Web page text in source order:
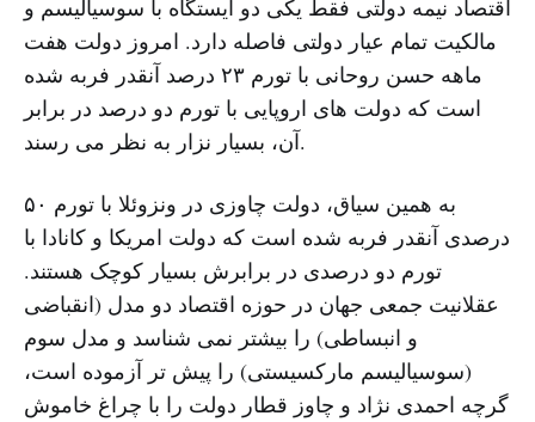
اقتصاد نیمه دولتی فقط یکی دو ایستگاه با سوسیالیسم و
مالکیت تمام عیار دولتی فاصله دارد. امروز دولت هفت
ماهه حسن روحانی با تورم ۲۳ درصد آنقدر فربه شده
است که دولت های اروپایی با تورم دو درصد در برابر
آن، بسیار نزار به نظر می رسند.
به همین سیاق، دولت چاوزی در ونزوئلا با تورم ۵۰
درصدی آنقدر فربه شده است که دولت امریکا و کانادا با
تورم دو درصدی در برابرش بسیار کوچک هستند.
عقلانیت جمعی جهان در حوزه اقتصاد دو مدل (انقباضی
و انبساطی) را بیشتر نمی شناسد و مدل سوم
(سوسیالیسم مارکسیستی) را پیش تر آزموده است،
گرچه احمدی نژاد و چاوز قطار دولت را با چراغ خاموش